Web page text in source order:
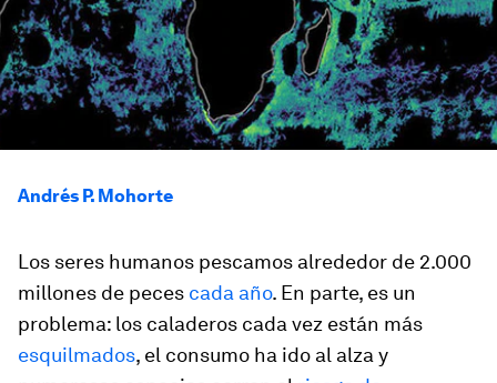
Andrés P. Mohorte
Los seres humanos pescamos alrededor de 2.000
millones de peces cada año. En parte, es un
problema: los caladeros cada vez están más
esquilmados, el consumo ha ido al alza y